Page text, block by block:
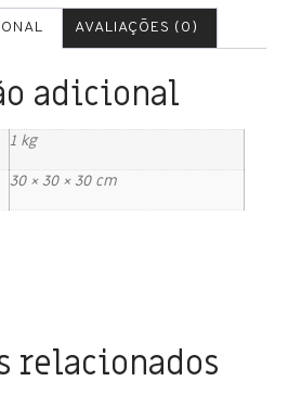
AVALIAÇÕES (0)
adicional
1 kg
30 × 30 × 30 cm
relacionados